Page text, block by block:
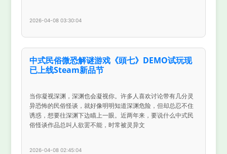
2026-04-08 03:30:04
中式民俗微恐解谜游戏《頭七》DEMO试玩现
已上线Steam新品节
当你凝视深渊，深渊也会凝视你。许多人喜欢讨论带有几分灵
异恐怖的民俗怪谈，就好像明明知道深渊危险，但却总忍不住
诱惑，想要往深渊下边瞄上一眼。近两年来，要说什么中式民
俗怪谈作品总叫人欲罢不能，时常被灵异文
2026-04-08 02:45:04